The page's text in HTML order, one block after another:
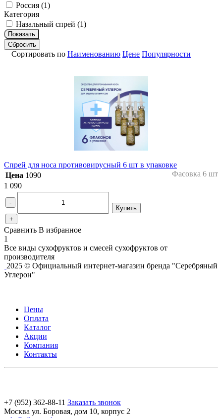
Россия (1)
Категория
Назальный спрей (1)
Показать
Сбросить
Сортировать по Наименованию Цене Популярности
Спрей для носа противовирусный 6 шт в упаковке
Фасовка 6 шт
Цена 1090
1 090
-
+
Купить
Сравнить В избранное
1
Все виды сухофруктов и смесей сухофруктов от
производителя
2025 © Официальный интернет-магазин бренда "Серебряный
Углерон"
Цены
Оплата
Каталог
Акции
Компания
Контакты
+7 (952) 362-88-11 Заказать звонок
Москва ул. Боровая, дом 10, корпус 2